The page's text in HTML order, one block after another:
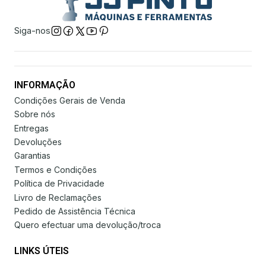
Siga-nos
INFORMAÇÃO
Condições Gerais de Venda
Sobre nós
Entregas
Devoluções
Garantias
Termos e Condições
Política de Privacidade
Livro de Reclamações
Pedido de Assistência Técnica
Quero efectuar uma devolução/troca
LINKS ÚTEIS